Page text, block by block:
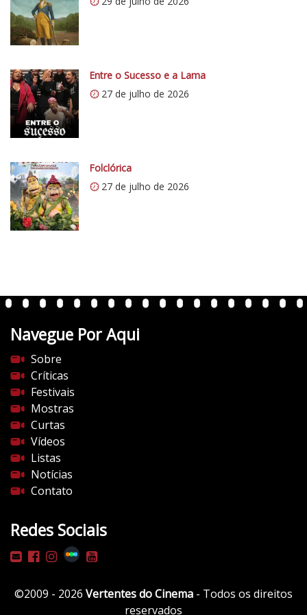
t
i
c
5
1
Entre o Sucesso e a Lama
27 de julho de 2026
Folclórica
27 de julho de 2026
Navegue Por Aqui
Sobre
Críticas
Festivais
Mostras
Curtas
Vídeos
Listas
Notícias
Contato
Redes Sociais
©2009 - 2026 Vertentes do Cinema - Todos os direitos
reservados